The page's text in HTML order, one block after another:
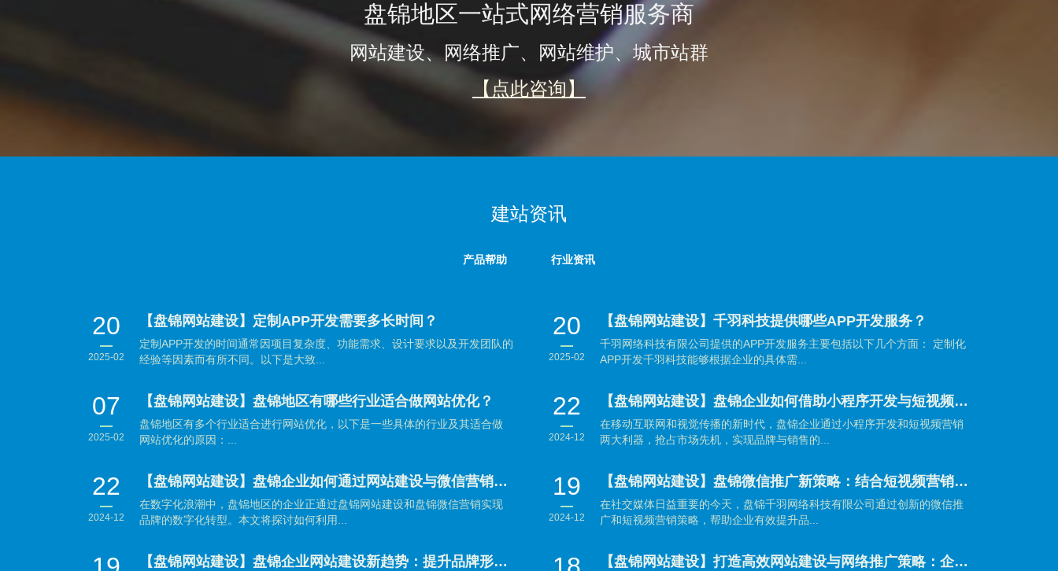
盘锦地区一站式网络营销服务商
网站建设、网络推广、网站维护、城市站群
【点此咨询】
建站资讯
产品帮助 行业资讯
20
2025-02
【盘锦网站建设】定制APP开发需要多长时间？
定制APP开发的时间通常因项目复杂度、功能需求、设计要求以及开发团队的
经验等因素而有所不同。以下是大致...
20
2025-02
【盘锦网站建设】千羽科技提供哪些APP开发服务？
千羽网络科技有限公司提供的APP开发服务主要包括以下几个方面： 定制化
APP开发千羽科技能够根据企业的具体需...
07
2025-02
【盘锦网站建设】盘锦地区有哪些行业适合做网站优化？
盘锦地区有多个行业适合进行网站优化，以下是一些具体的行业及其适合做
网站优化的原因：...
22
2024-12
【盘锦网站建设】盘锦企业如何借助小程序开发与短视频营销抢占市场先机？
在移动互联网和视觉传播的新时代，盘锦企业通过小程序开发和短视频营销
两大利器，抢占市场先机，实现品牌与销售的...
22
2024-12
【盘锦网站建设】盘锦企业如何通过网站建设与微信营销实现数字化转型？
在数字化浪潮中，盘锦地区的企业正通过盘锦网站建设和盘锦微信营销实现
品牌的数字化转型。本文将探讨如何利用...
19
2024-12
【盘锦网站建设】盘锦微信推广新策略：结合短视频营销引爆品牌传播
在社交媒体日益重要的今天，盘锦千羽网络科技有限公司通过创新的微信推
广和短视频营销策略，帮助企业有效提升品...
【盘锦网站建设】盘锦企业网站建设新趋势：提升品牌形象与用户体验并重 【盘锦网站建设】打造高效网站建设与网络推广策略：企业制胜数字时代的秘籍